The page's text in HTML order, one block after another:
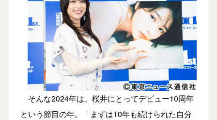
そんな2024年は、桜井にとってデビュー10周年
という節目の年。「まずは10年も続けられた自分